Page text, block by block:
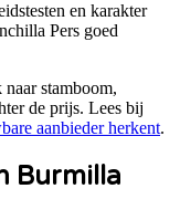
en karakter
Pers goed
stamboom,
de prijs. Lees bij
aanbieder herkent.
Burmilla